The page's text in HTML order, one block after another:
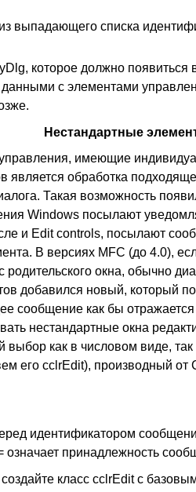
выпадающего списка
которое должно появиться
с элементами
Нестандартные
имеющие
является обработка
Такая возможность
Windows посылают
и Edit controls, посылают
В версиях MFC (до 4.0),
родительского окна, обычно
добавился новый, который
сообщение как бы
нестандартные окна
выбор как в числовом виде,
его cclrEdit), производный
идентификатором
принадлежность
класс cclrEdit с